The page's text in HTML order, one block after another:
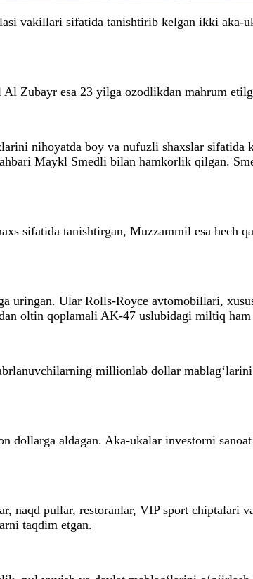
vakillari sifatida tanishtirib kelgan ikki
Zubayr esa 23 yilga ozodlikdan mahrum
nihoyatda boy va nufuzli shaxslar
Maykl Smedli bilan hamkorlik qilgan.
sifatida tanishtirgan, Muzzammil esa hech
uringan. Ular Rolls-Royce avtomobillari,
oltin qoplamali AK-47 uslubidagi miltiq ham
millionlab dollar
aldagan. Aka-ukalar investorni
naqd pullar, restoranlar, VIP sport chiptalari
taqdim etgan.